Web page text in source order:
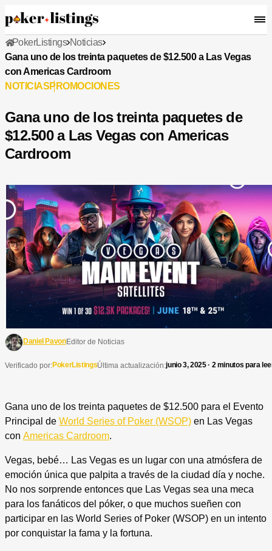
PokerListings Noticias
Gana uno de los treinta paquetes de $12.500 a Las Vegas
con Americas Cardroom
NOTICIASPROMOCIONES
Gana uno de los treinta paquetes de
$12.500 a Las Vegas con Americas
Cardroom
Daniel PavonEditor de Noticias
Verificado por:PokerListingsÚltima actualización:junio 3, 2025 · 2 minutos para
Gana uno de los treinta paquetes de $12.500 para el Evento
Principal de World Series of Poker (WSOP) en Las Vegas
con Americas Cardroom.
Vegas, bebé… Las Vegas es un lugar con una atmósfera de
emoción única que palpita a través de la ciudad día y noche.
No nos sorprende entonces que Las Vegas sea una meca
para los fanáticos del póker, o que muchos sueñen con
participar en las World Series of Poker (WSOP) en un intento
por conquistar la fama y la fortuna.